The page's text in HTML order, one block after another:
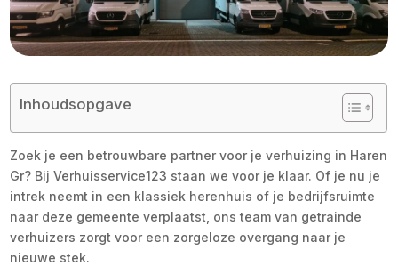
Inhoudsopgave
Zoek je een betrouwbare partner voor je verhuizing in Haren
Gr? Bij Verhuisservice123 staan we voor je klaar. Of je nu je
intrek neemt in een klassiek herenhuis of je bedrijfsruimte
naar deze gemeente verplaatst, ons team van getrainde
verhuizers zorgt voor een zorgeloze overgang naar je
nieuwe stek.